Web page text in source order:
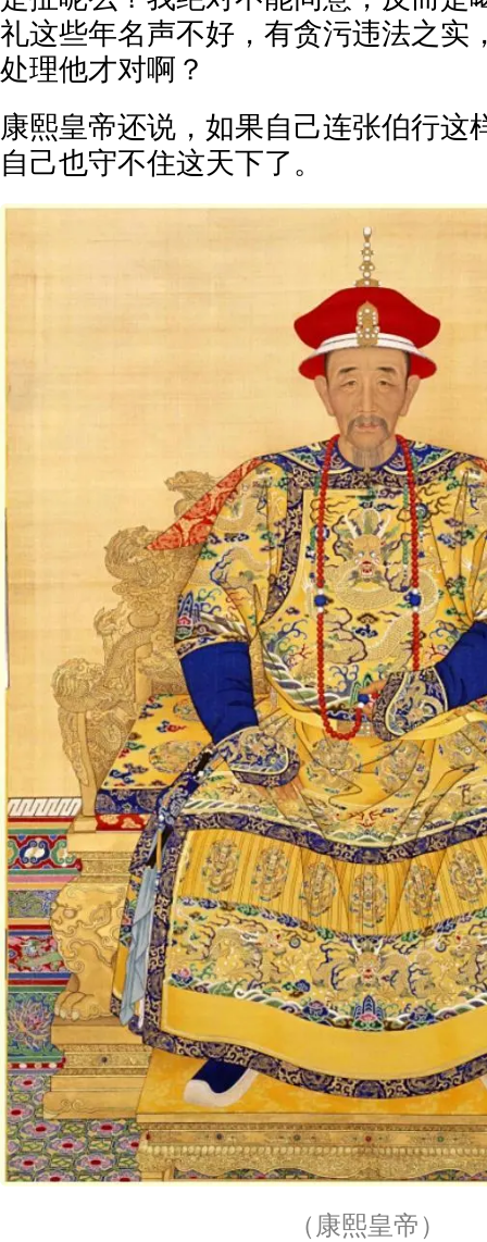
礼这些年名声不好，有贪污违法之实
处理他才对啊？
康熙皇帝还说，如果自己连张伯行这
自己也守不住这天下了。
（康熙皇帝）